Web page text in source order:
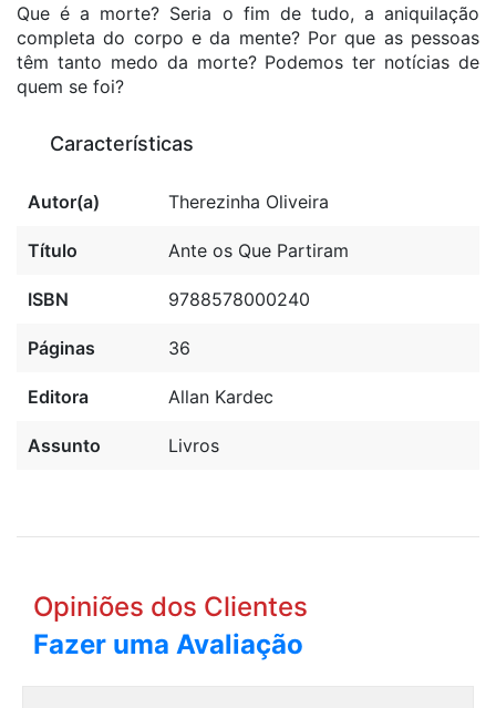
Que é a morte? Seria o fim de tudo, a aniquilação
completa do corpo e da mente? Por que as pessoas
têm tanto medo da morte? Podemos ter notícias de
quem se foi?
Características
Autor(a) Therezinha Oliveira
Título Ante os Que Partiram
ISBN 9788578000240
Páginas 36
Editora Allan Kardec
Assunto Livros
Opiniões dos Clientes
Fazer uma Avaliação